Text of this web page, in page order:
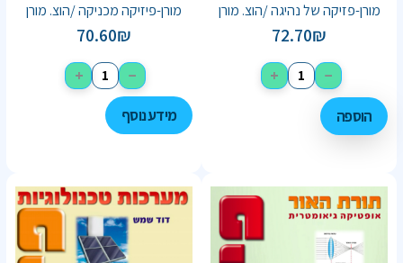
מורן-פזיקה של נהיגה /הוצ. מורן
72.70₪
−
+
הוספה
מורן-פיזיקה מכניקה /הוצ. מורן
70.60₪
−
+
מידע נוסף